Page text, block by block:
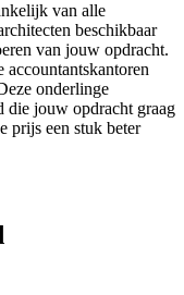
van alle
beschikbaar
van jouw opdracht.
accountantskantoren
onderlinge
die jouw opdracht graag
prijs een stuk beter